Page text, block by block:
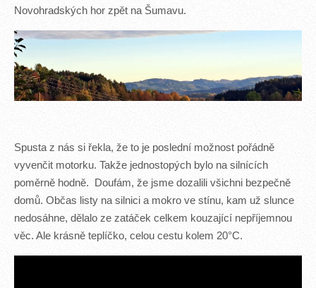
Novohradských hor zpět na Šumavu.
Spusta z nás si řekla, že to je poslední možnost pořádně
vyvenčit motorku. Takže jednostopých bylo na silnících
poměrně hodně. Doufám, že jsme dozalili všichni bezpečně
domů. Občas listy na silnici a mokro ve stínu, kam už slunce
nedosáhne, dělalo ze zatáček celkem kouzající nepříjemnou
věc. Ale krásně teplíčko, celou cestu kolem 20°C.